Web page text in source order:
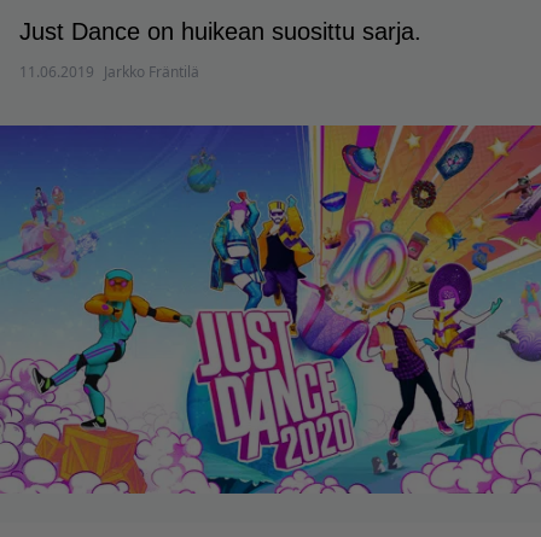
Just Dance on huikean suosittu sarja.
11.06.2019 Jarkko Fräntilä